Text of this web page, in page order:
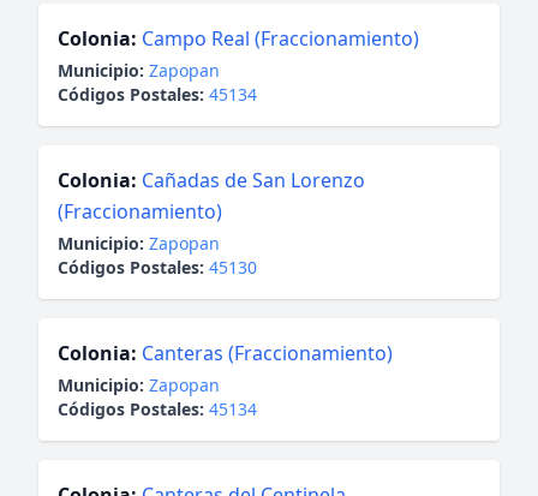
Colonia: Campo Real (Fraccionamiento)
Municipio: Zapopan
Códigos Postales: 45134
Colonia: Cañadas de San Lorenzo
(Fraccionamiento)
Municipio: Zapopan
Códigos Postales: 45130
Colonia: Canteras (Fraccionamiento)
Municipio: Zapopan
Códigos Postales: 45134